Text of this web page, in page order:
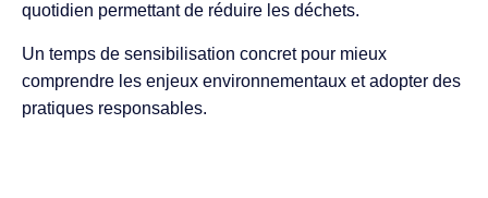
quotidien permettant de réduire les déchets.
Un temps de sensibilisation concret pour mieux
comprendre les enjeux environnementaux et adopter des
pratiques responsables.